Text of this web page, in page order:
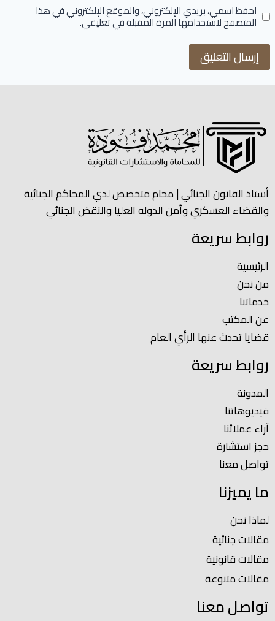
احفظ اسمي، بريدي الإلكتروني، والموقع الإلكتروني في هذا
المتصفح لاستخدامها المرة المقبلة في تعليقي.
أستاذ القانون الجنائي | محام متخصص لدي المحاكم الجنائية
والقضاء العسكري وأمن الدوله العليا والنقض الجنائي
روابط سريعة
الرئيسية
من نحن
خدماتنا
عن المكتب
قضايا تحدث عنها الرأي العام
روابط سريعة
المدونة
فيديوهاتنا
آراء عملائنا
حجز استشارة
تواصل معنا
ما يميزنا
لماذا نحن
مقالات جنائية
مقالات قانونية
مقالات متنوعة
تواصل معنا